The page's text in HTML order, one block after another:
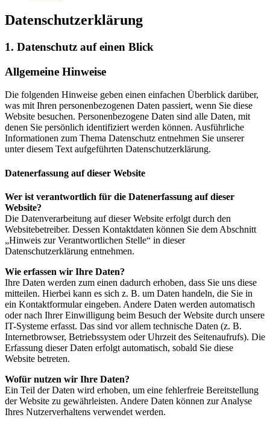
Datenschutz­erklärung
1. Datenschutz auf einen Blick
Allgemeine Hinweise
Die folgenden Hinweise geben einen einfachen Überblick darüber,
was mit Ihren personenbezogenen Daten passiert, wenn Sie diese
Website besuchen. Personenbezogene Daten sind alle Daten, mit
denen Sie persönlich identifiziert werden können. Ausführliche
Informationen zum Thema Datenschutz entnehmen Sie unserer
unter diesem Text aufgeführten Datenschutzerklärung.
Datenerfassung auf dieser Website
Wer ist verantwortlich für die Datenerfassung auf dieser
Website?
Die Datenverarbeitung auf dieser Website erfolgt durch den
Websitebetreiber. Dessen Kontaktdaten können Sie dem Abschnitt
„Hinweis zur Verantwortlichen Stelle“ in dieser
Datenschutzerklärung entnehmen.
Wie erfassen wir Ihre Daten?
Ihre Daten werden zum einen dadurch erhoben, dass Sie uns diese
mitteilen. Hierbei kann es sich z. B. um Daten handeln, die Sie in
ein Kontaktformular eingeben. Andere Daten werden automatisch
oder nach Ihrer Einwilligung beim Besuch der Website durch unsere
IT-Systeme erfasst. Das sind vor allem technische Daten (z. B.
Internetbrowser, Betriebssystem oder Uhrzeit des Seitenaufrufs). Die
Erfassung dieser Daten erfolgt automatisch, sobald Sie diese
Website betreten.
Wofür nutzen wir Ihre Daten?
Ein Teil der Daten wird erhoben, um eine fehlerfreie Bereitstellung
der Website zu gewährleisten. Andere Daten können zur Analyse
Ihres Nutzerverhaltens verwendet werden.